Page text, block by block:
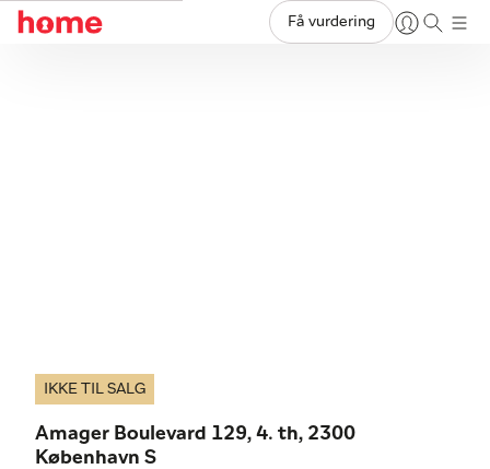
Få vurdering
IKKE TIL SALG
Amager Boulevard 129, 4. th, 2300
København S